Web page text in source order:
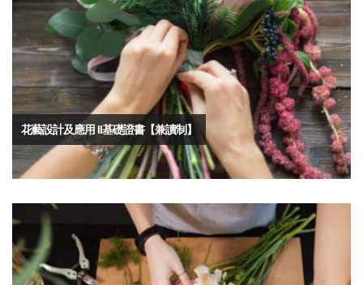
花藝設計及應用 II基礎證書【兼讀制】